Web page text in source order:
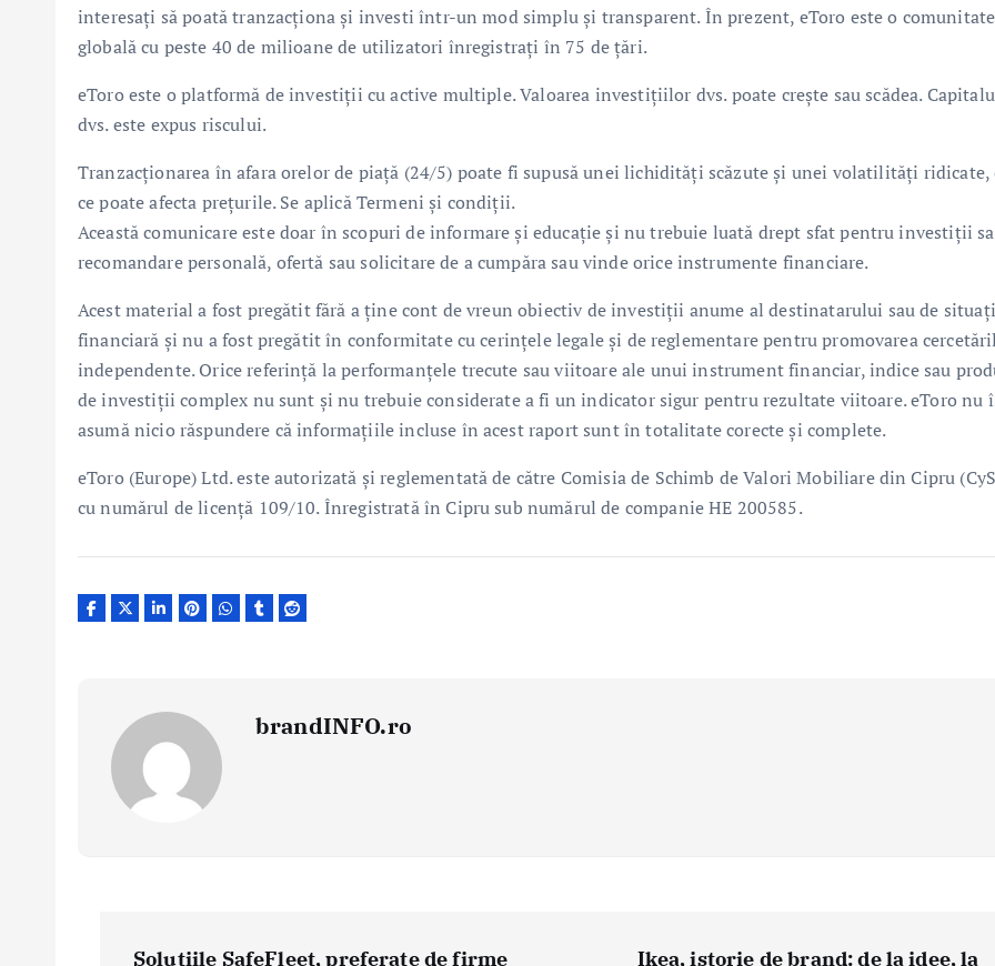
interesați să poată tranzacționa și investi într-un mod simplu și transparent. În prezent, eToro este o comunitate
globală cu peste 40 de milioane de utilizatori înregistrați în 75 de țări.
eToro este o platformă de investiții cu active multiple. Valoarea investițiilor dvs. poate crește sau scădea.
dvs. este expus riscului.
Tranzacționarea în afara orelor de piață (24/5) poate fi supusă unei lichidități scăzute și unei volatilități ridicate,
ce poate afecta prețurile. Se aplică Termeni și condiții.
Această comunicare este doar în scopuri de informare și educație și nu trebuie luată drept sfat pentru investiții
recomandare personală, ofertă sau solicitare de a cumpăra sau vinde orice instrumente financiare.
Acest material a fost pregătit fără a ține cont de vreun obiectiv de investiții anume al destinatarului sau de
financiară și nu a fost pregătit în conformitate cu cerințele legale și de reglementare pentru promovarea
independente. Orice referință la performanțele trecute sau viitoare ale unui instrument financiar, indice sau
de investiții complex nu sunt și nu trebuie considerate a fi un indicator sigur pentru rezultate viitoare. eToro nu
asumă nicio răspundere că informațiile incluse în acest raport sunt în totalitate corecte și complete.
eToro (Europe) Ltd. este autorizată și reglementată de către Comisia de Schimb de Valori Mobiliare din Cipru
cu numărul de licență 109/10. Înregistrată în Cipru sub numărul de companie HE 200585.
brandINFO.ro
Soluțiile SafeFleet, preferate de firme
Ikea, istorie de brand: de la idee, la